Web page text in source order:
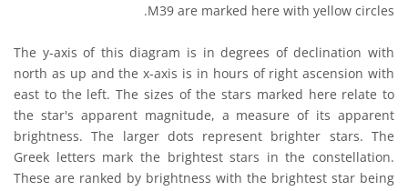
M39 are marked here with yellow circles.
The y-axis of this diagram is in degrees of declination with
north as up and the x-axis is in hours of right ascension with
east to the left. The sizes of the stars marked here relate to
the star's apparent magnitude, a measure of its apparent
brightness. The larger dots represent brighter stars. The
Greek letters mark the brightest stars in the constellation.
These are ranked by brightness with the brightest star being